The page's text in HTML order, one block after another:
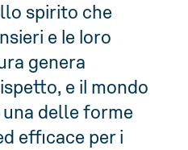
spirito che
e le loro
genera
e il mondo
una delle forme
efficace per i